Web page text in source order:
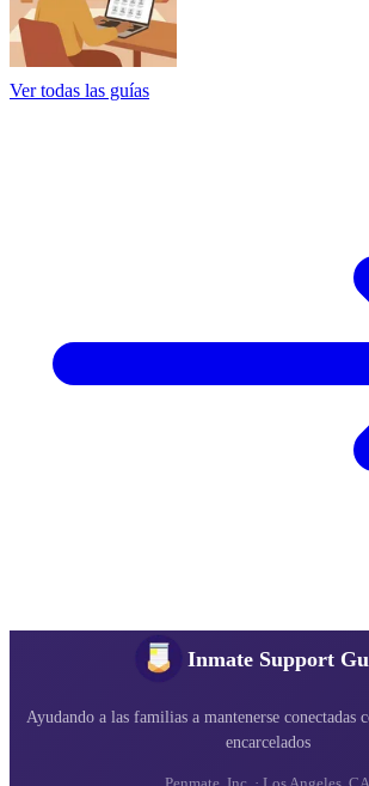
Ver todas las guías
Inmate Support
Ayudando a las familias a mantenerse conectadas
encarcelados